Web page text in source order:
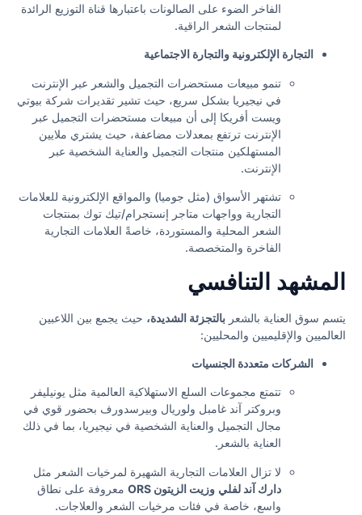
الفاخر الضوء على الصالونات باعتبارها قناة التوزيع الرائدة
لمنتجات الشعر الراقية.
التجارة الإلكترونية والتجارة الاجتماعية
تنمو مبيعات مستحضرات التجميل والشعر عبر الإنترنت
في نيجيريا بشكل سريع، حيث تشير تقديرات شركة بيوتي
ويست أفريكا إلى أن مبيعات مستحضرات التجميل عبر
الإنترنت ترتفع بمعدلات مضاعفة، حيث يشتري ملايين
المستهلكين منتجات التجميل والعناية الشخصية عبر
الإنترنت.
تشتهر الأسواق (مثل جوميا) والمواقع الإلكترونية للعلامات
التجارية وواجهات متاجر إنستجرام/تيك توك بمنتجات
الشعر المحلية والمستوردة، خاصةً العلامات التجارية
الفاخرة والمتخصصة.
المشهد التنافسي
يتسم سوق العناية بالشعر بالتجزئة الشديدة، حيث يجمع بين اللاعبين
العالميين والإقليميين والمحليين:
الشركات متعددة الجنسيات
تتمتع مجموعات السلع الاستهلاكية العالمية مثل يونيليفر
وبروكتر آند غامبل ولوريال وبيرسدورف بحضور قوي في
مجال التجميل والعناية الشخصية في نيجيريا، بما في ذلك
العناية بالشعر.
لا تزال العلامات التجارية الشهيرة لمرخيات الشعر مثل
دارك آند لفلي وزيت الزيتون ORS
معروفة على نطاق
واسع، خاصة في فئات مرخيات الشعر والعلاجات.